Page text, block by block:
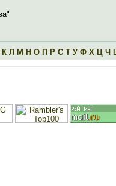
К Л М Н О П Р С Т У Ф Х Ц Ч